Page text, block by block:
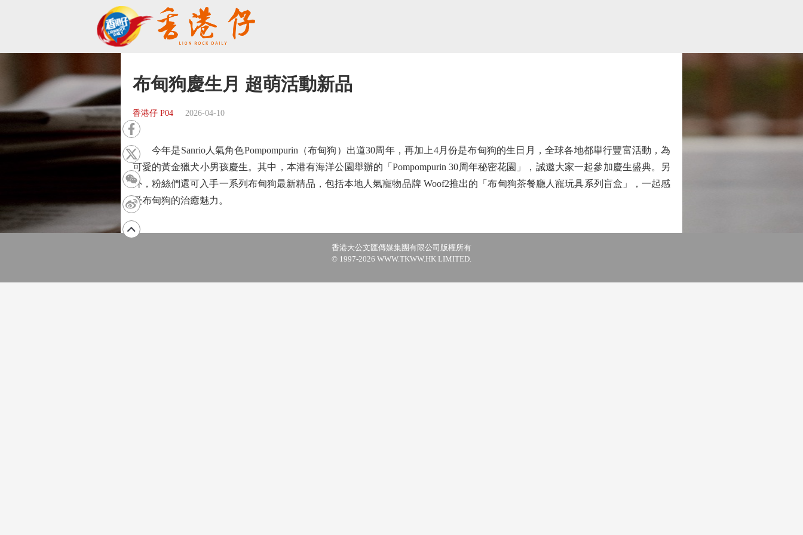
布甸狗慶生月 超萌活動新品
香港仔 P04 2026-04-10
今年是Sanrio人氣角色Pompompurin（布甸狗）出道30周年，再加上4月份是布甸狗的生日月，全球各地都舉行豐富活動，為
可愛的黃金獵犬小男孩慶生。其中，本港有海洋公園舉辦的「Pompompurin 30周年秘密花園」，誠邀大家一起參加慶生盛典。另
外，粉絲們還可入手一系列布甸狗最新精品，包括本地人氣寵物品牌 Woof2推出的「布甸狗茶餐廳人寵玩具系列盲盒」，一起感
受布甸狗的治癒魅力。
香港大公文匯傳媒集團有限公司版權所有
© 1997-2026 WWW.TKWW.HK LIMITED.